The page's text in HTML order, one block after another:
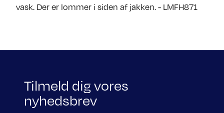
vask. Der er lommer i siden af jakken. - LMFH871
Tilmeld dig vores
nyhedsbrev